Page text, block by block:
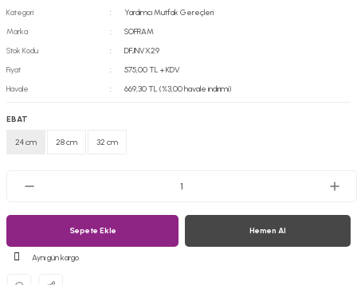
Kategori
Yardımcı Mutfak Gereçleri
Marka
SOFRAM
Stok Kodu
DFJNVX29
Fiyat
575,00 TL + KDV
Havale
669,30 TL (%3,00 havale indirimi)
EBAT
24 cm 28 cm 32 cm
Sepete Ekle Hemen Al
Aynı gün kargo